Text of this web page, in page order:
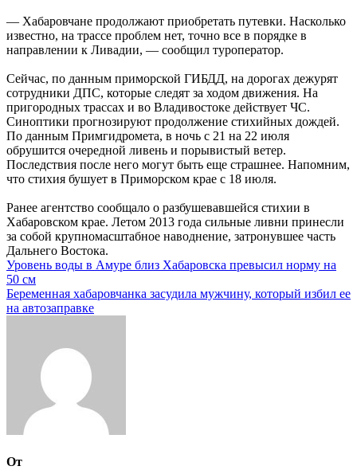
— Хабаровчане продолжают приобретать путевки. Насколько
известно, на трассе проблем нет, точно все в порядке в
направлении к Ливадии, — сообщил туроператор.
Сейчас, по данным приморской ГИБДД, на дорогах дежурят
сотрудники ДПС, которые следят за ходом движения. На
пригородных трассах и во Владивостоке действует ЧС.
Синоптики прогнозируют продолжение стихийных дождей.
По данным Примгидромета, в ночь с 21 на 22 июля
обрушится очередной ливень и порывистый ветер.
Последствия после него могут быть еще страшнее. Напомним,
что стихия бушует в Приморском крае с 18 июля.
Ранее агентство сообщало о разбушевавшейся стихии в
Хабаровском крае. Летом 2013 года сильные ливни принесли
за собой крупномасштабное наводнение, затронувшее часть
Дальнего Востока.
Навигация
по
записям
Уровень воды в Амуре близ Хабаровска превысил норму на
50 см
Беременная хабаровчанка засудила мужчину, который избил ее
на автозаправке
От